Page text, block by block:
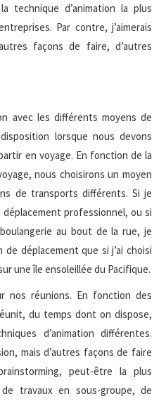
technique d’animation la plus
Par contre, j’aimerais
façons de faire, d’autres
avec les différents moyens de
lorsque nous devons
en voyage. En fonction de la
nous choisirons un moyen
de transports différents. Si je
professionnel, ou si
au bout de la rue, je
de déplacement que si j’ai choisi
une île ensoleillée du Pacifique.
nos réunions. En fonction des
du temps dont on dispose,
d’animation différentes.
mais d’autres façons de faire
peut-être la plus
travaux en sous-groupe, de